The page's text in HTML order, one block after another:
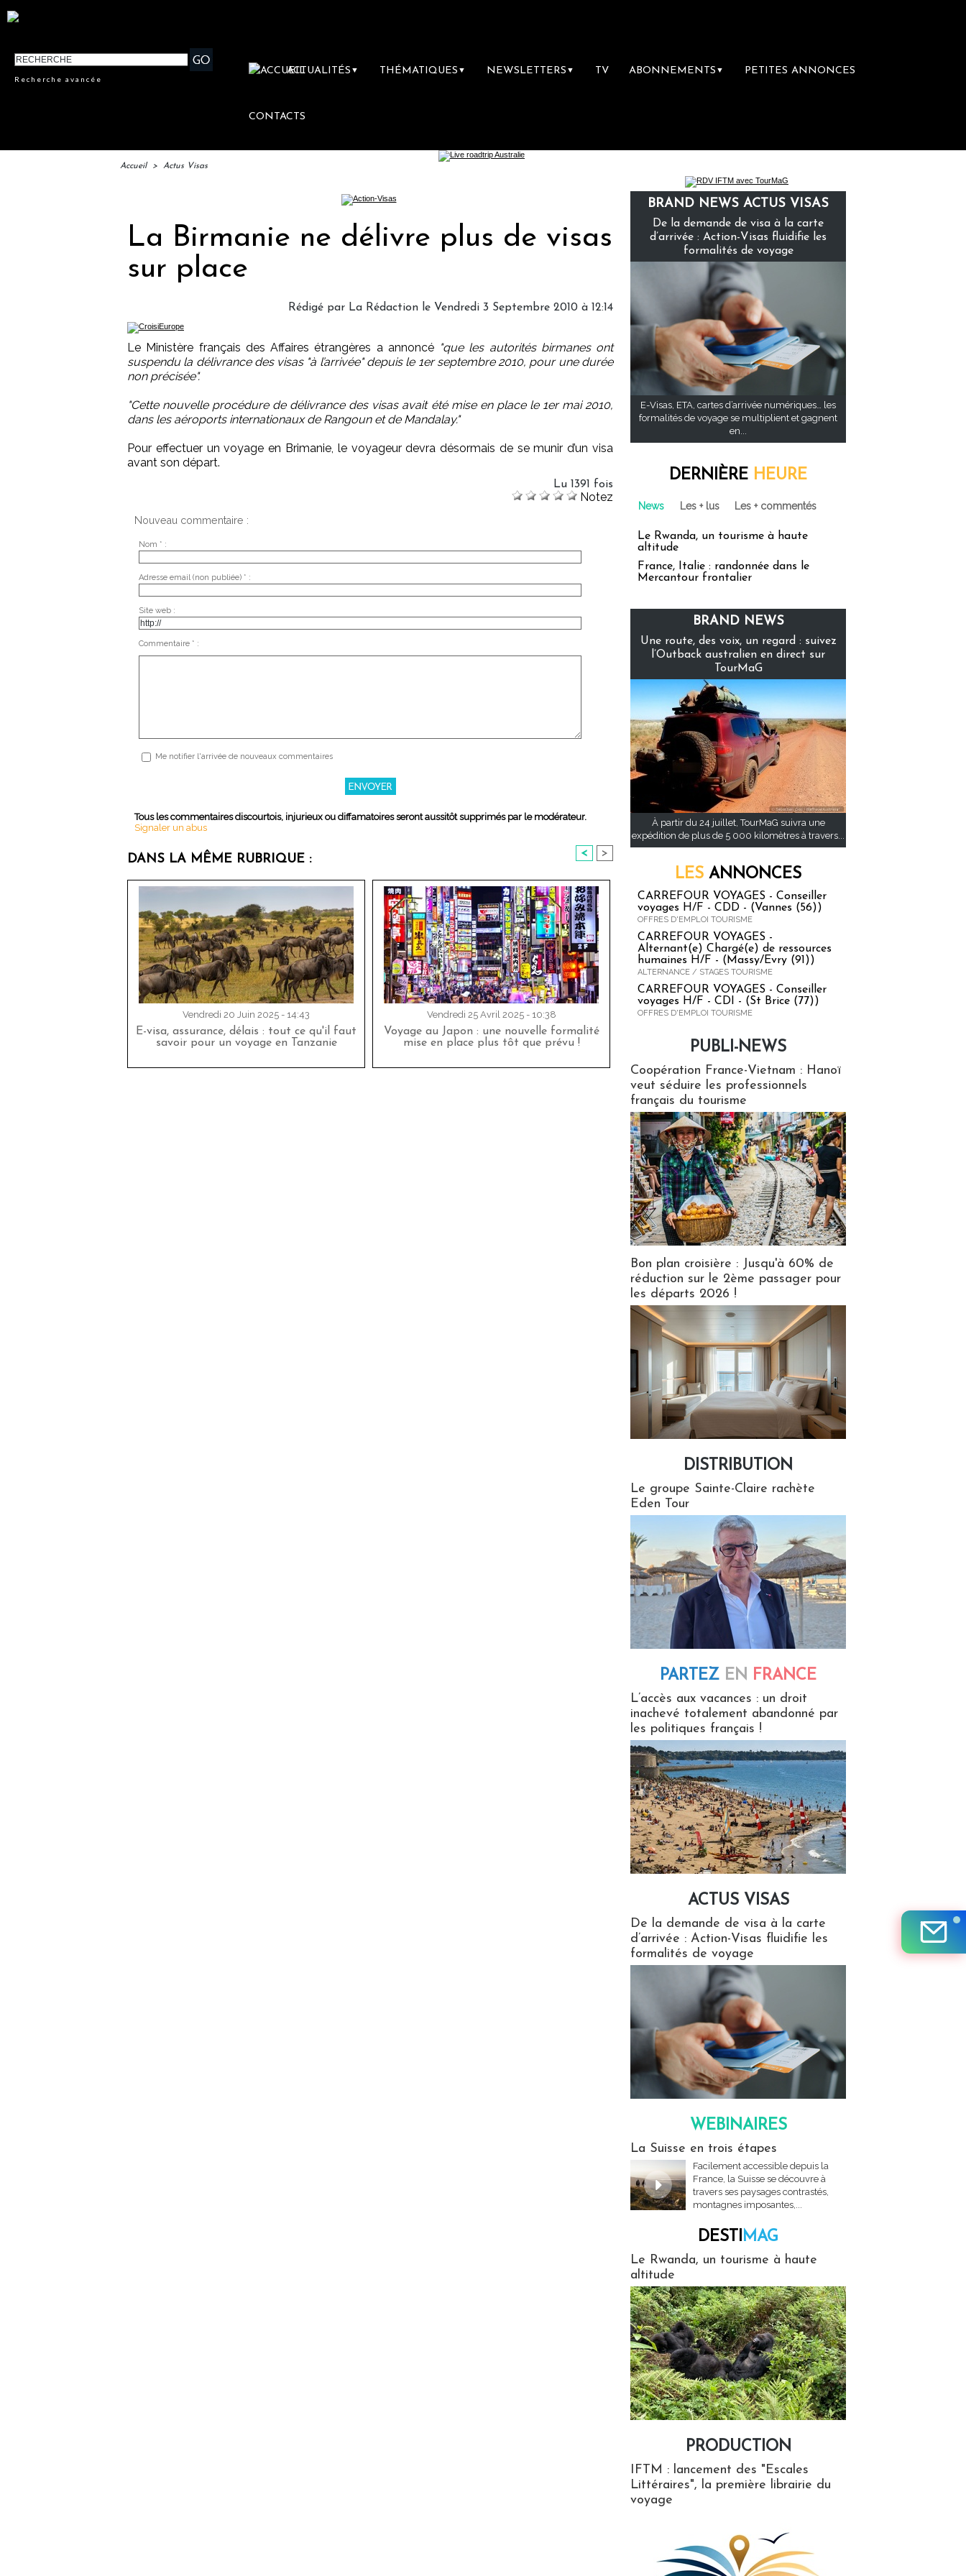
Recherche avancée
ACTUALITÉS ▼ THÉMATIQUES ▼ NEWSLETTERS ▼ TV ABONNEMENTS ▼ PETITES ANNONCES
CONTACTS
Accueil > Actus Visas
La Birmanie ne délivre plus de visas
sur place
Rédigé par La Rédaction le Vendredi 3 Septembre 2010 à 12:14
Le Ministère français des Affaires étrangères a annoncé "que les autorités birmanes ont
suspendu la délivrance des visas "à l’arrivée" depuis le 1er septembre 2010, pour une durée
non précisée".
"Cette nouvelle procédure de délivrance des visas avait été mise en place le 1er mai 2010,
dans les aéroports internationaux de Rangoun et de Mandalay."
Pour effectuer un voyage en Brimanie, le voyageur devra désormais de se munir d’un visa
avant son départ.
Lu 1391 fois
Notez
Nouveau commentaire :
Nom * :
Adresse email (non publiée) * :
Site web :
Commentaire * :
Me notifier l'arrivée de nouveaux commentaires
Tous les commentaires discourtois, injurieux ou diffamatoires seront aussitôt supprimés par le modérateur.
Signaler un abus
DANS LA MÊME RUBRIQUE : < >
Vendredi 20 Juin 2025 - 14:43
E-visa, assurance, délais : tout ce qu'il faut
savoir pour un voyage en Tanzanie
Vendredi 25 Avril 2025 - 10:38
Voyage au Japon : une nouvelle formalité
mise en place plus tôt que prévu !
BRAND NEWS ACTUS VISAS
De la demande de visa à la carte
d’arrivée : Action-Visas fluidifie les
formalités de voyage
E-Visas, ETA, cartes d’arrivée numériques… les
formalités de voyage se multiplient et gagnent
en...
DERNIÈRE HEURE
News Les + lus Les + commentés
Le Rwanda, un tourisme à haute
altitude
France, Italie : randonnée dans le
Mercantour frontalier
BRAND NEWS
Une route, des voix, un regard : suivez
l’Outback australien en direct sur
TourMaG
À partir du 24 juillet, TourMaG suivra une
expédition de plus de 5 000 kilomètres à travers...
LES ANNONCES
CARREFOUR VOYAGES - Conseiller
voyages H/F - CDD - (Vannes (56))
OFFRES D'EMPLOI TOURISME
CARREFOUR VOYAGES -
Alternant(e) Chargé(e) de ressources
humaines H/F - (Massy/Evry (91))
ALTERNANCE / STAGES TOURISME
CARREFOUR VOYAGES - Conseiller
voyages H/F - CDI - (St Brice (77))
OFFRES D'EMPLOI TOURISME
PUBLI-NEWS
Coopération France-Vietnam : Hanoï
veut séduire les professionnels
français du tourisme
Bon plan croisière : Jusqu'à 60% de
réduction sur le 2ème passager pour
les départs 2026 !
DISTRIBUTION
Le groupe Sainte-Claire rachète
Eden Tour
PARTEZ EN FRANCE
L’accès aux vacances : un droit
inachevé totalement abandonné par
les politiques français !
ACTUS VISAS
De la demande de visa à la carte
d’arrivée : Action-Visas fluidifie les
formalités de voyage
WEBINAIRES
La Suisse en trois étapes
Facilement accessible depuis la
France, la Suisse se découvre à
travers ses paysages contrastés,
montagnes imposantes,...
DESTIMAG
Le Rwanda, un tourisme à haute
altitude
PRODUCTION
IFTM : lancement des "Escales
Littéraires", la première librairie du
voyage